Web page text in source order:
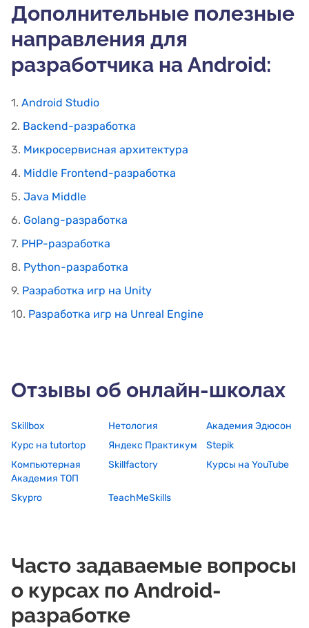
Дополнительные полезные
направления для
разработчика на Android:
1. Android Studio
2. Backend-разработка
3. Микросервисная архитектура
4. Middle Frontend-разработка
5. Java Middle
6. Golang-разработка
7. PHP-разработка
8. Python-разработка
9. Разработка игр на Unity
10. Разработка игр на Unreal Engine
Отзывы об онлайн-школах
Skillbox Нетология
Академия Эдюсон
Курс на tutortop
Яндекс Практикум
Stepik
Компьютерная
Академия ТОП
Skillfactory Курсы на YouTube
Skypro TeachMeSkills
Часто задаваемые вопросы
о курсах по Android-
разработке